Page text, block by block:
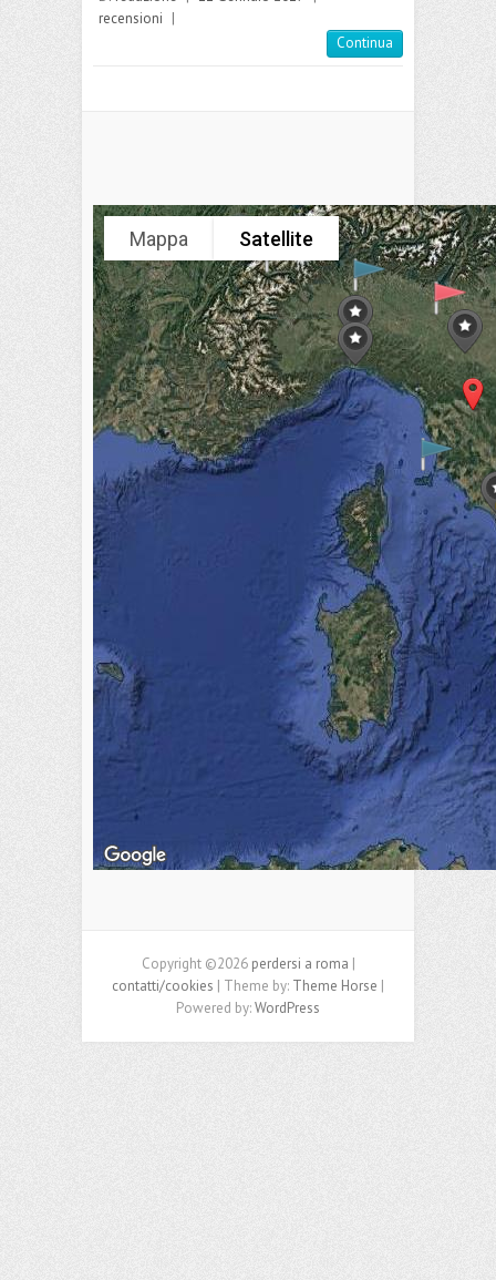
recensioni
Continua
Mappa Satellite
Copyright ©2026 perdersi a roma
contatti/cookies | Theme by: Theme Horse
Powered by:WordPress